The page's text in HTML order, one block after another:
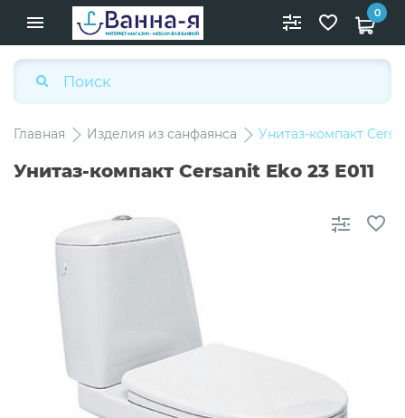
0
Главная Изделия из санфаянса Унитаз-компакт
Унитаз-компакт Cersanit Eko 23 Е011